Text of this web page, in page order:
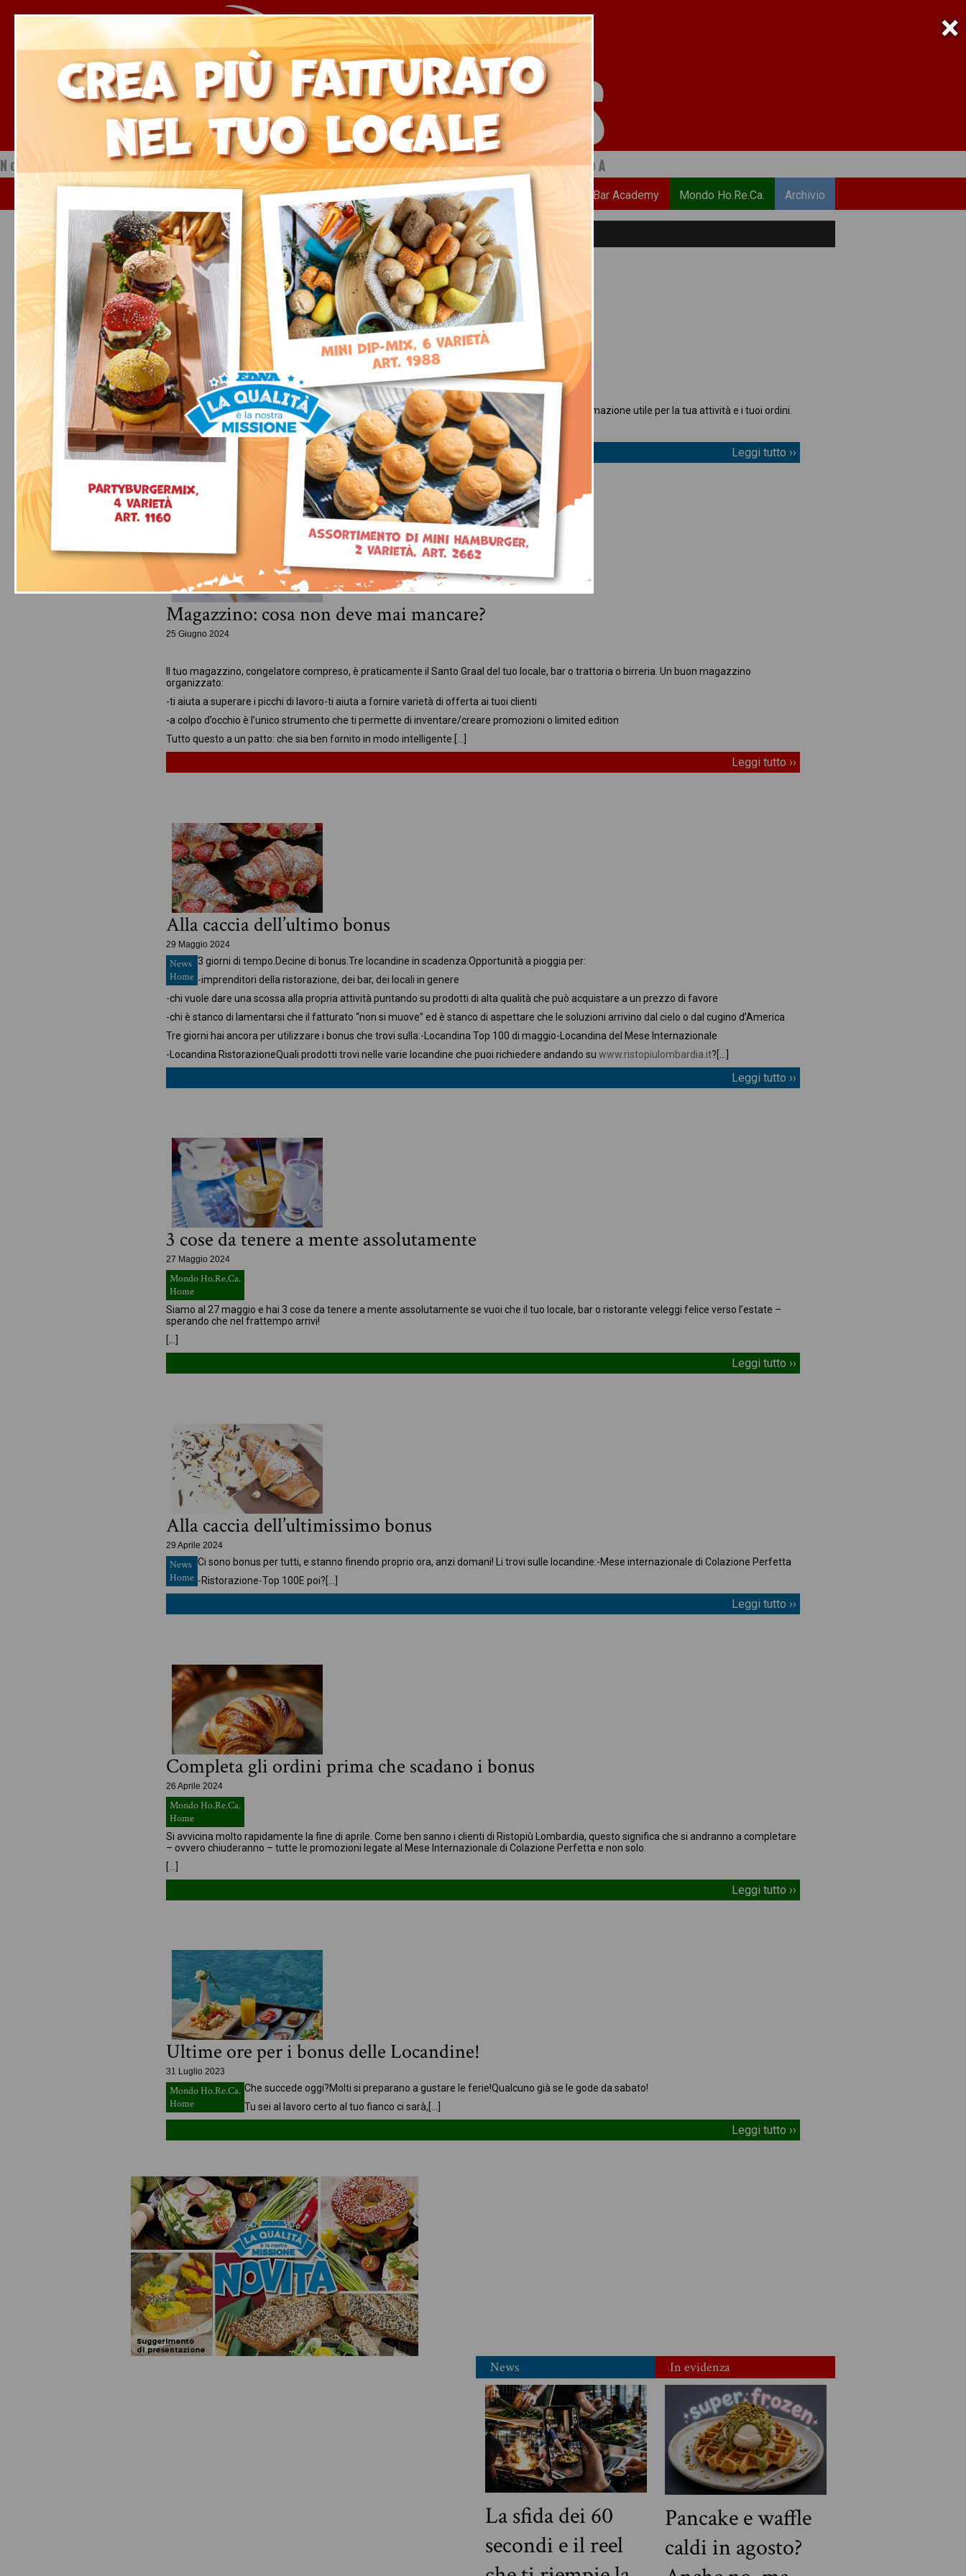
×
Notizie dal mondo della ristorazione a cura di Ristopiù Lombardia SpA
Chi Siamo News Ricette Bar Academy Mondo Ho.Re.Ca. Archivio
bonus prodotti horeca
Conosci le Super Locandine del mese?
18 Marzo 2025
News
Home
Se sei cliente di Ristopiù Lombardia già ne sei a conoscenza. Se non lo sei, ecco un’informazione utile per la tua attività e i tuoi ordini.
Oltre al catalogo generale di tutti i prodotti,[…]
Leggi tutto ››
Magazzino: cosa non deve mai mancare?
25 Giugno 2024
Il tuo magazzino, congelatore compreso, è praticamente il Santo Graal del tuo locale, bar o trattoria o birreria. Un buon magazzino
organizzato:
-ti aiuta a superare i picchi di lavoro-ti aiuta a fornire varietà di offerta ai tuoi clienti
-a colpo d’occhio è l’unico strumento che ti permette di inventare/creare promozioni o limited edition
Tutto questo a un patto: che sia ben fornito in modo intelligente.
Leggi tutto ››
Alla caccia dell’ultimo bonus
29 Maggio 2024
News
Home
3 giorni di tempo. Decine di bonus. Tre locandine in scadenza. Opportunità a pioggia per:
-imprenditori della ristorazione, dei bar, dei locali in genere
-chi vuole dare una scossa alla propria attività puntando su prodotti di alta qualità che può acquistare a un prezzo di favore
-chi è stanco di lamentarsi che il fatturato “non si muove” ed è stanco di aspettare che le soluzioni arrivino dal cielo o dal cugino d’America
Tre giorni hai ancora per utilizzare i bonus che trovi sulla:-Locandina Top 100 di maggio-Locandina del Mese Internazionale
-Locandina RistorazioneQuali prodotti trovi nelle varie locandine che puoi richiedere andando su www.ristopiulombardia.it?
Leggi tutto ››
3 cose da tenere a mente assolutamente
27 Maggio 2024
Mondo Ho.Re.Ca.
Home
Siamo al 27 maggio e hai 3 cose da tenere a mente assolutamente se vuoi che il tuo locale, bar o ristorante veleggi felice verso l’estate –
sperando che nel frattempo arrivi!
[…]
Leggi tutto ››
Alla caccia dell’ultimissimo bonus
29 Aprile 2024
News
Home
Ci sono bonus per tutti, e stanno finendo proprio ora, anzi domani! Li trovi sulle locandine:-Mese internazionale di Colazione Perfetta
-Ristorazione-Top 100E poi?
Leggi tutto ››
Completa gli ordini prima che scadano i bonus
26 Aprile 2024
Mondo Ho.Re.Ca.
Home
Si avvicina molto rapidamente la fine di aprile. Come ben sanno i clienti di Ristopiù Lombardia, questo significa che si andranno a completare
– ovvero chiuderanno – tutte le promozioni legate al Mese Internazionale di Colazione Perfetta e non solo.
[…]
Leggi tutto ››
Ultime ore per i bonus delle Locandine!
31 Luglio 2023
Mondo Ho.Re.Ca.
Home
Che succede oggi?Molti si preparano a gustare le ferie!Qualcuno già se le gode da sabato!
Tu sei al lavoro certo al tuo fianco ci sarà,
Leggi tutto ››
In evidenza
Pancake e waffle
caldi in agosto?
News
La sfida dei 60
secondi e il reel